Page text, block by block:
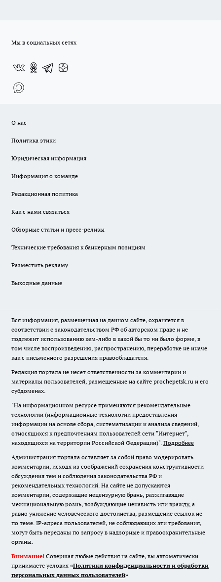
Мы в социальных сетях
О нас
Политика этики
Юридическая информация
Информация о команде
Редакционная политика
Как с нами связаться
Обзорные статьи и пресс-релизы
Технические требования к баннерным позициям
Разместить рекламу
Выходные данные
Вся информация, размещенная на данном сайте, охраняется в
соответствии с законодательством РФ об авторском праве и не
подлежит использованию кем-либо в какой бы то ни было форме, в
том числе воспроизведению, распространению, переработке не иначе
как с письменного разрешения правообладателя.
Редакция портала не несет ответственности за комментарии и
материалы пользователей, размещенные на сайте prochepetsk.ru и его
субдоменах.
"На информационном ресурсе применяются рекомендательные
технологии (информационные технологии предоставления
информации на основе сбора, систематизации и анализа сведений,
относящихся к предпочтениям пользователей сети "Интернет",
находящихся на территории Российской Федерации)". Подробнее
Администрация портала оставляет за собой право модерировать
комментарии, исходя из соображений сохранения конструктивности
обсуждения тем и соблюдения законодательства РФ и
рекомендательных технологий. На сайте не допускаются
комментарии, содержащие нецензурную брань, разжигающие
межнациональную рознь, возбуждающие ненависть или вражду, а
равно унижение человеческого достоинства, размещение ссылок не
по теме. IP-адреса пользователей, не соблюдающих эти требования,
могут быть переданы по запросу в надзорные и правоохранительные
органы.
Внимание! Совершая любые действия на сайте, вы автоматически
принимаете условия «Политики конфиденциальности и обработки
персональных данных пользователей»